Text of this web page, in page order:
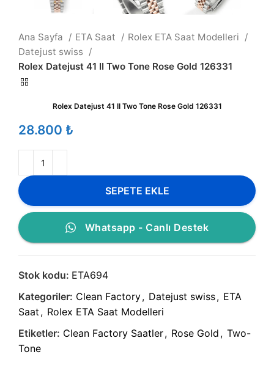
Ana Sayfa ETA Saat
Rolex ETA Saat Modelleri
Datejust swiss
Rolex Datejust 41 II Two Tone Rose Gold 126331
Rolex Datejust 41 II Two Tone Rose Gold 126331
₺
SEPETE EKLE
Whatsapp - Canlı Destek
Stok kodu: ETA694
Kategoriler: Clean Factory, Datejust swiss, ETA
Saat , Rolex ETA Saat Modelleri
Etiketler: Clean Factory Saatler, Rose Gold , Two-
Tone